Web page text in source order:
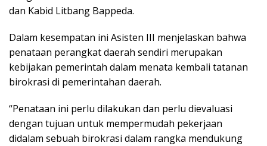
dan Kabid Litbang Bappeda.
Dalam kesempatan ini Asisten III menjelaskan bahwa
penataan perangkat daerah sendiri merupakan
kebijakan pemerintah dalam menata kembali tatanan
birokrasi di pemerintahan daerah.
“Penataan ini perlu dilakukan dan perlu dievaluasi
dengan tujuan untuk mempermudah pekerjaan
didalam sebuah birokrasi dalam rangka mendukung